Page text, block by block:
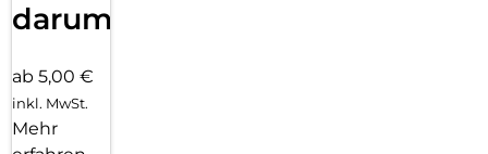
darum!
ab 5,00 €
inkl. MwSt.
Mehr